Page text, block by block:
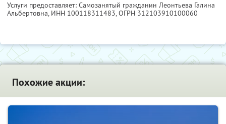
Услуги предоставляет: Самозанятый гражданин Леонтьева Галина
Альбертовна, ИНН 100118311483, ОГРН 312103910100060
Похожие акции: